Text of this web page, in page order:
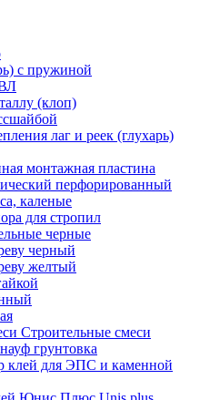
с пружиной
(клоп)
лаг и реек (глухарь)
монтажная пластина
перфорированный
каленые
для стропил
черные
черный
желтый
Строительные смеси
грунтовка
клей для ЭПС и каменной